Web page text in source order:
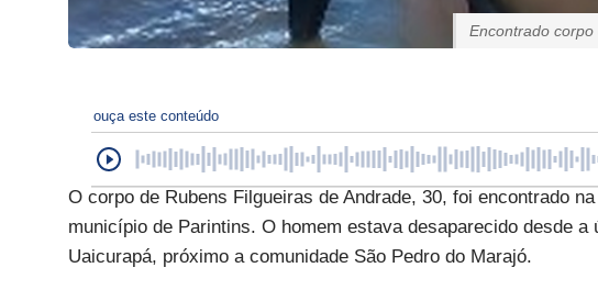
Encontrado
ouça este conteúdo
O corpo de Rubens Filgueiras de Andrade, 30, foi encontrado
município de Parintins. O homem estava desaparecido desde
Uaicurapá, próximo a comunidade São Pedro do Marajó.